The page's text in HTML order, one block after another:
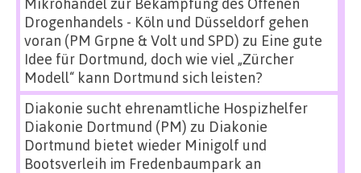
Drogenhandels - Köln und Düsseldorf gehen
voran (PM Grpne & Volt und SPD) zu Eine gute
Idee für Dortmund, doch wie viel „Zürcher
Modell“ kann Dortmund sich leisten?
Diakonie sucht ehrenamtliche Hospizhelfer
Diakonie Dortmund (PM) zu Diakonie
Dortmund bietet wieder Minigolf und
Bootsverleih im Fredenbaumpark an